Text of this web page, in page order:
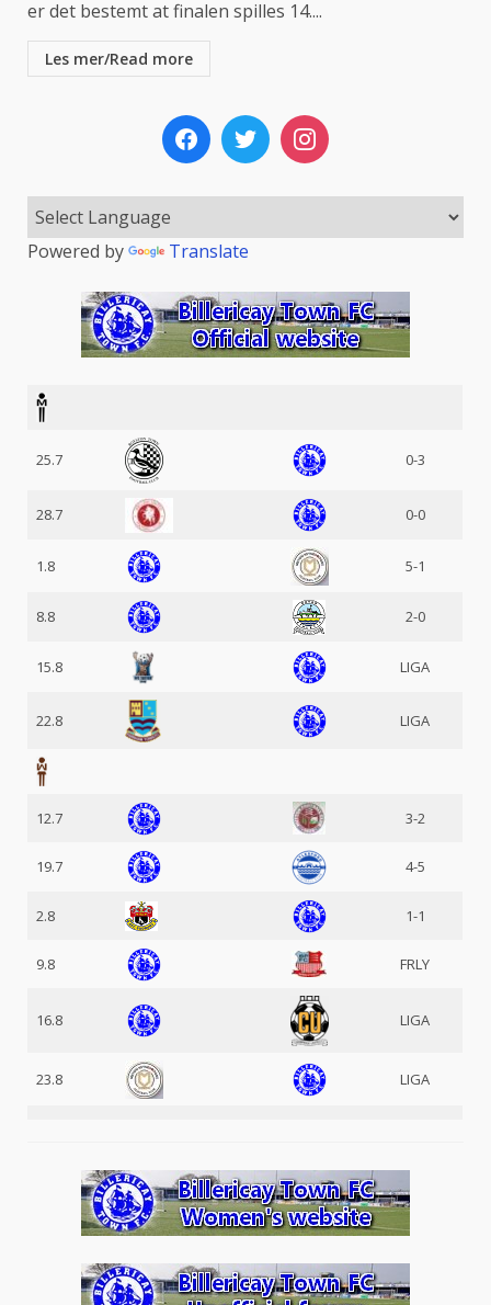
er det bestemt at finalen spilles 14....
Les mer/Read more
Powered by Translate
25.7 0-3
28.7 0-0
1.8 5-1
8.8 2-0
15.8 LIGA
22.8 LIGA
12.7 3-2
19.7 4-5
2.8 1-1
9.8 FRLY
16.8 LIGA
23.8 LIGA